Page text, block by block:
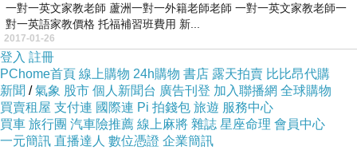
一對一英文家教老師 蘆洲一對一外籍老師老師 一對一英文家教老師一
對一英語家教價格 托福補習班費用 新...
2017-01-26
登入 註冊
PChome首頁 線上購物 24h購物 書店 露天拍賣 比比昂代購
新聞 /氣象 股市 個人新聞台 廣告刊登 加入聯播網 全球購物
買賣租屋 支付連 國際連 Pi 拍錢包 旅遊 服務中心
買車 旅行團 汽車險推薦 線上麻將 雜誌 星座命理 會員中心
一元簡訊 直播達人 數位憑證 企業簡訊